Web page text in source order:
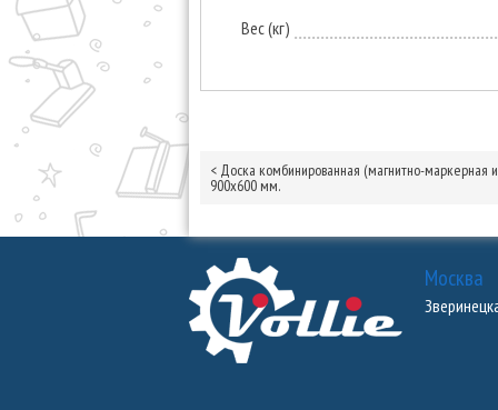
Вес (кг)
< Доска комбинированная (магнитно-маркерная
900х600 мм.
Москва